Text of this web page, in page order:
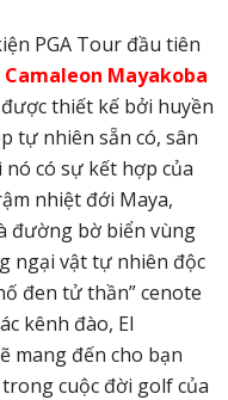
PGA Tour đầu tiên
Camaleon Mayakoba
thiết kế bởi huyền
tự nhiên sẵn có, sân
có sự kết hợp của
nhiệt đới Maya,
đường bờ biển vùng
ngại vật tự nhiên độc
đen tử thần” cenote
kênh đào, El
mang đến cho bạn
cuộc đời golf của